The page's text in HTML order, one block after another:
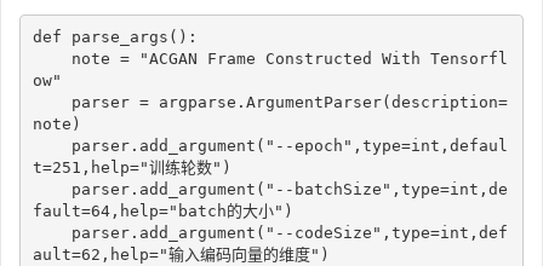
def parse_args ( ) :
    note
=
"ACGAN Frame Constructed With Tensorfl
ow"
    parser
= argparse . ArgumentParser( description=
note )
    parser
. add_argument ( "--epoch" , type=int , defaul
t=251 , help="训练轮数" )
    parser
. add_argument ( "--batchSize" , type=int , de
fault=64, help="batch的大小" )
    parser
. add_argument ( "--codeSize" , type=int , def
ault=62 , help="输入编码向量的维度" )